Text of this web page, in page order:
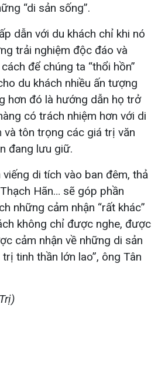
“di sản sống”.
dẫn với du khách chỉ khi nó
trải nghiệm độc đáo và
để chúng ta “thổi hồn”
du khách nhiều ấn tượng
hơn đó là hướng dẫn họ trở
có trách nhiệm hơn với di
và tôn trọng các giá trị văn
đang lưu giữ.
di tích vào ban đêm, thả
Hãn… sẽ góp phần
những cảm nhận “rất khác”
không chỉ được nghe, được
cảm nhận về những di sản
tinh thần lớn lao”, ông Tân